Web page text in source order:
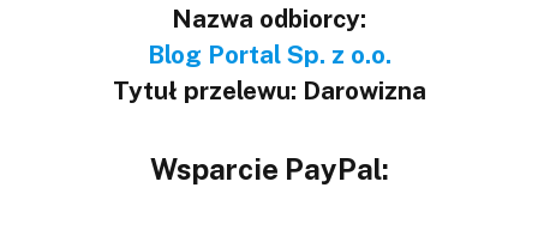
Nazwa odbiorcy:
Blog Portal Sp. z o.o.
Tytuł przelewu: Darowizna
Wsparcie PayPal: